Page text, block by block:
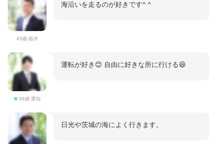
43歳 栃木
海沿いを走るのが好きです^ ^
39歳 愛知
運転が好き😊 自由に好きな所に行ける😆
日光や茨城の海によく行きます。